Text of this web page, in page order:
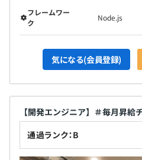
フレームワー
ク
Node.js
気になる(会員登録)
【開発エンジニア】＃毎月昇
通過ランク：B